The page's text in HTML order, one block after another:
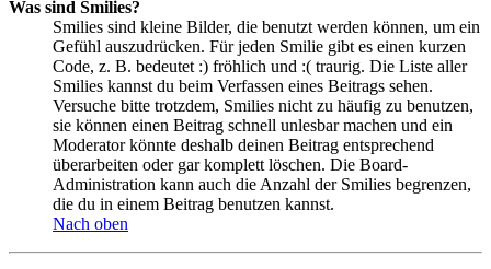
Was sind Smilies?
Smilies sind kleine Bilder, die benutzt werden können, um ein
Gefühl auszudrücken. Für jeden Smilie gibt es einen kurzen
Code, z. B. bedeutet :) fröhlich und :( traurig. Die Liste aller
Smilies kannst du beim Verfassen eines Beitrags sehen.
Versuche bitte trotzdem, Smilies nicht zu häufig zu benutzen,
sie können einen Beitrag schnell unlesbar machen und ein
Moderator könnte deshalb deinen Beitrag entsprechend
überarbeiten oder gar komplett löschen. Die Board-
Administration kann auch die Anzahl der Smilies begrenzen,
die du in einem Beitrag benutzen kannst.
Nach oben